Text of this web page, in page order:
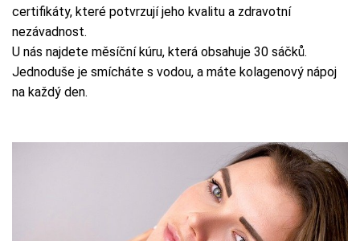
certifikáty, které potvrzují jeho kvalitu a zdravotní
nezávadnost.
U nás najdete měsíční kúru, která obsahuje 30 sáčků.
Jednoduše je smícháte s vodou, a máte kolagenový nápoj
na každý den.